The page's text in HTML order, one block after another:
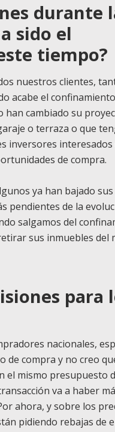
durante
sido el
tiempo?
nuestros clientes,
acabe el
cambiado su
o terraza o que
inversores interesados
de compra.
ya han bajado
pendientes de la
salgamos del
sus inmuebles del
para
nacionales,
de compra y no creo
el mismo presupuesto
va a haber
ahora, y sobre los
pidiendo rebajas de